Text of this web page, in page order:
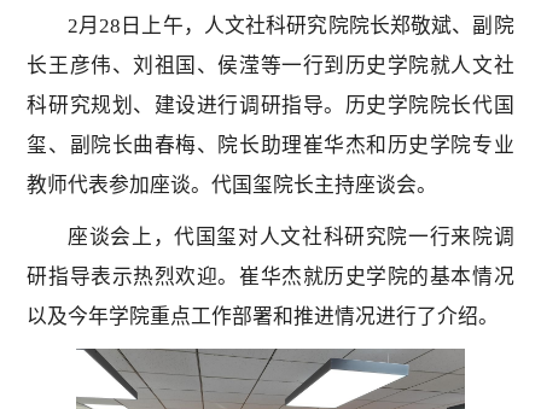
2月28日上午，人文社科研究院院长郑敬斌、副院
长王彦伟、刘祖国、侯滢等一行到历史学院就人文社
科研究规划、建设进行调研指导。历史学院院长代国
玺、副院长曲春梅、院长助理崔华杰和历史学院专业
教师代表参加座谈。代国玺院长主持座谈会。
座谈会上，代国玺对人文社科研究院一行来院调
研指导表示热烈欢迎。崔华杰就历史学院的基本情况
以及今年学院重点工作部署和推进情况进行了介绍。